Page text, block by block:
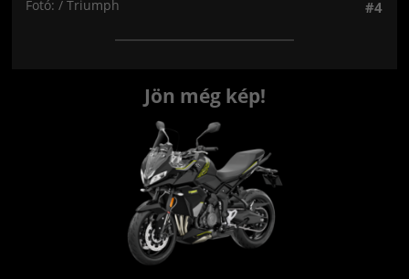
Fotó: / Triumph #4
Jön még kép!